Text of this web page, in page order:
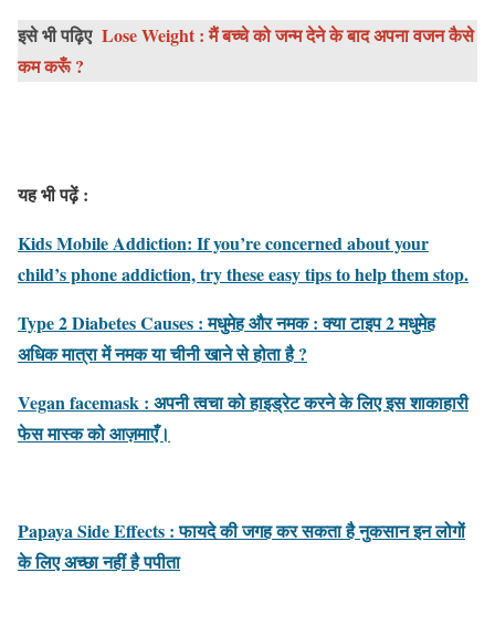
इसे भी पढ़िए Lose Weight : मैं बच्चे को जन्म देने के बाद अपना वजन कैसे
कम करूँ ?
यह भी पढ़ें :
Kids Mobile Addiction: If you’re concerned about your
child’s phone addiction, try these easy tips to help them stop.
Type 2 Diabetes Causes : मधुमेह और नमक : क्या टाइप 2 मधुमेह
अधिक मात्रा में नमक या चीनी खाने से होता है ?
Vegan facemask : अपनी त्वचा को हाइड्रेट करने के लिए इस शाकाहारी
फेस मास्क को आज़माएँ।
Papaya Side Effects : फायदे की जगह कर सकता है नुकसान इन लोगों
के लिए अच्छा नहीं है पपीता